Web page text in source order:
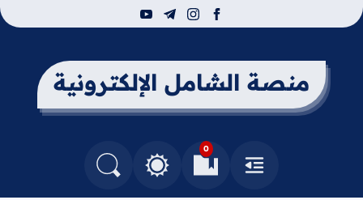
facebook
instagram
telegram
youtube
منصة الشامل الإلكترونية
القائمة
0
العلامات المرجعيةالتغيير بين الوضع النهاري والداكن
البحث في المدونة